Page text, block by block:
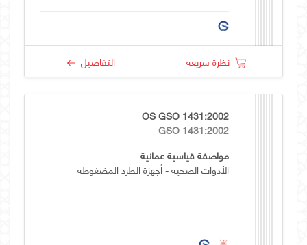
نظرة سريعة التفاصيل
OS GSO 1431:2002
GSO 1431:2002
مواصفة قياسية عمانية
الأدوات الصحية - أجهزة الطرد المضغوطة